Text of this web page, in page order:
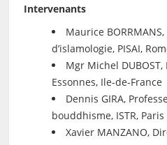
Intervenants
Maurice
d’islamologie, PISAI,
Mgr Michel DUBOST,
Essonnes, Ile-de-France
Dennis GIRA,
bouddhisme, ISTR, Paris
Xavier MANZANO,